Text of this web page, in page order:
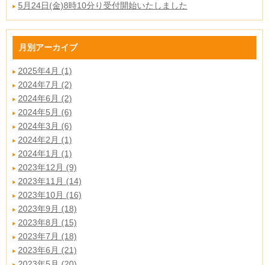
5月24日(金)8時10分り受付開始いたしました
月別アーカイブ
2025年4月 (1)
2024年7月 (2)
2024年6月 (2)
2024年5月 (6)
2024年3月 (6)
2024年2月 (1)
2024年1月 (1)
2023年12月 (9)
2023年11月 (14)
2023年10月 (16)
2023年9月 (18)
2023年8月 (15)
2023年7月 (18)
2023年6月 (21)